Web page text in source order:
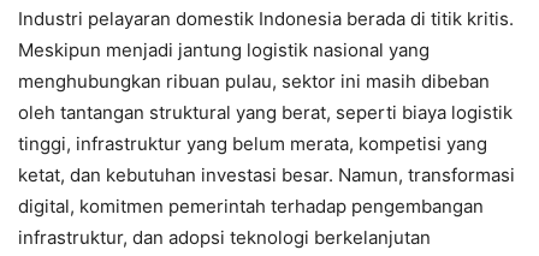
Industri pelayaran domestik Indonesia berada di titik kritis.
Meskipun menjadi jantung logistik nasional yang
menghubungkan ribuan pulau, sektor ini masih dibeban
oleh tantangan struktural yang berat, seperti biaya logistik
tinggi, infrastruktur yang belum merata, kompetisi yang
ketat, dan kebutuhan investasi besar. Namun, transformasi
digital, komitmen pemerintah terhadap pengembangan
infrastruktur, dan adopsi teknologi berkelanjutan